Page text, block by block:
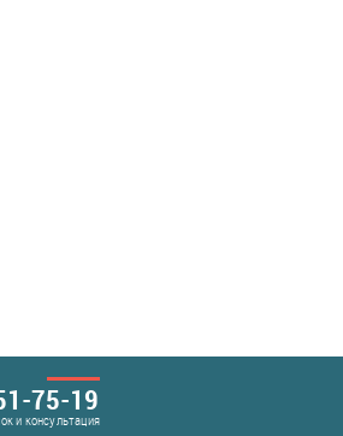
75-19
и консультация